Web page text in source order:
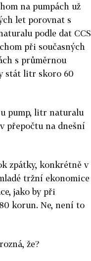
na pumpách už
let porovnat s
podle dat CCS
při současných
s průměrnou
stát litr skoro 60
pump, litr naturalu
přepočtu na dnešní
zpátky, konkrétně v
tržní ekonomice
jako by při
korun. Ne, není to
že?